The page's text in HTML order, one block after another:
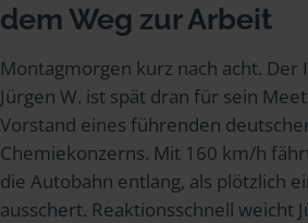
dem Weg zur Arbeit
Montagmorgen kurz nach acht. Der
Jürgen W. ist spät dran für sein
Vorstand eines führenden
Chemiekonzerns. Mit 160 km/h
die Autobahn entlang, als plötzlich
ausschert. Reaktionsschnell weicht